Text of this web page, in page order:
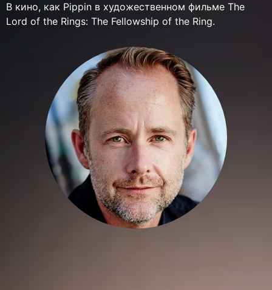
В кино, как Pippin в художественном фильме The
Lord of the Rings: The Fellowship of the Ring.